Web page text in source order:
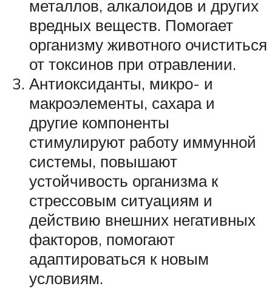
металлов, алкалоидов и других
вредных веществ. Помогает
организму животного очиститься
от токсинов при отравлении.
Антиоксиданты, микро- и
макроэлементы, сахара и
другие компоненты
стимулируют работу иммунной
системы, повышают
устойчивость организма к
стрессовым ситуациям и
действию внешних негативных
факторов, помогают
адаптироваться к новым
условиям.